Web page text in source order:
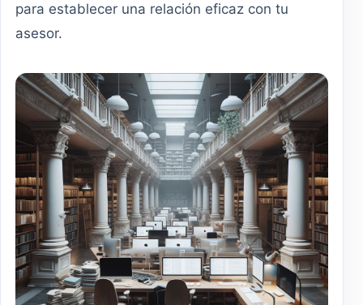
para establecer una relación eficaz con tu
asesor.